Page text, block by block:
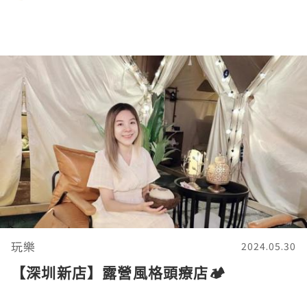
玩樂 2024.05.30
【深圳新店】露營風格頭療店🏕️